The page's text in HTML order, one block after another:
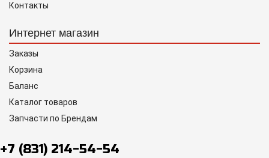
Контакты
Интернет магазин
Заказы
Корзина
Баланс
Каталог товаров
Запчасти по Брендам
+7 (831) 214-54-54